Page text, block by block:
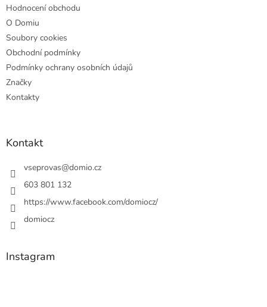
Hodnocení obchodu
O Domiu
Soubory cookies
Obchodní podmínky
Podmínky ochrany osobních údajů
Značky
Kontakty
Kontakt
vseprovas@domio.cz
603 801 132
https://www.facebook.com/domiocz/
domiocz
Instagram